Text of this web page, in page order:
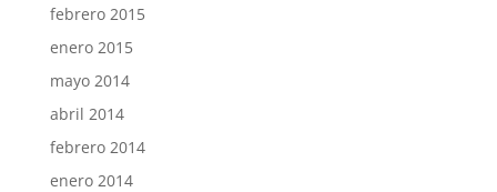
febrero 2015
enero 2015
mayo 2014
abril 2014
febrero 2014
enero 2014